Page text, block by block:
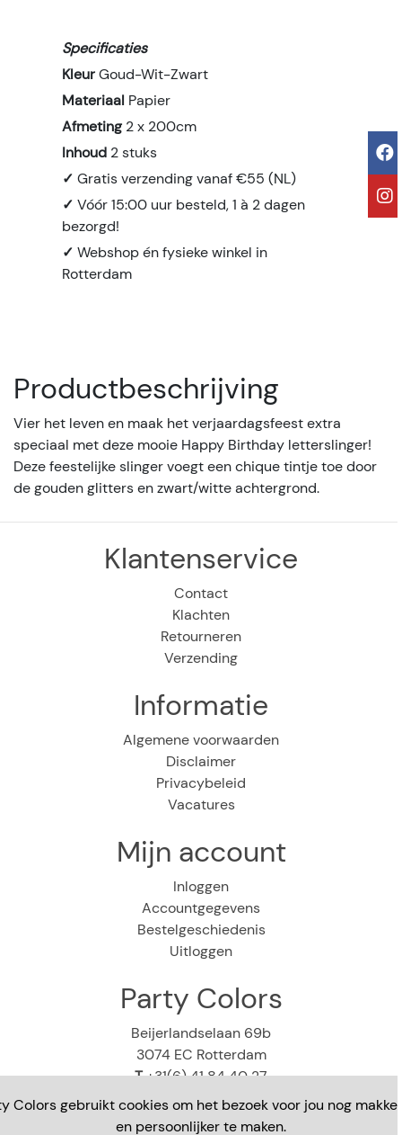
Colors gebruikt cookies om het bezoek voor jou nog
en persoonlijker te maken.
Specificaties
KleurGoud-Wit-Zwart
Materiaal Papier
Afmeting 2 x 200cm
Inhoud 2 stuks
✓Gratis verzending vanaf €55 (NL)
✓Vóór 15:00 uur besteld, 1 à 2 dagen
bezorgd!
✓Webshop én fysieke winkel in
Rotterdam
Productbeschrijving
Vier het leven en maak het verjaardagsfeest extra
speciaal met deze mooie Happy Birthday letterslinger!
Deze feestelijke slinger voegt een chique tintje toe door
de gouden glitters en zwart/witte achtergrond.
Klantenservice
Contact
Klachten
Retourneren
Verzending
Informatie
Algemene voorwaarden
Disclaimer
Privacybeleid
Vacatures
Mijn account
Inloggen
Accountgegevens
Bestelgeschiedenis
Uitloggen
Party Colors
Beijerlandselaan 69b
3074 EC Rotterdam
T+31(6) 41 84 40 27
webshop@partycolors.nl